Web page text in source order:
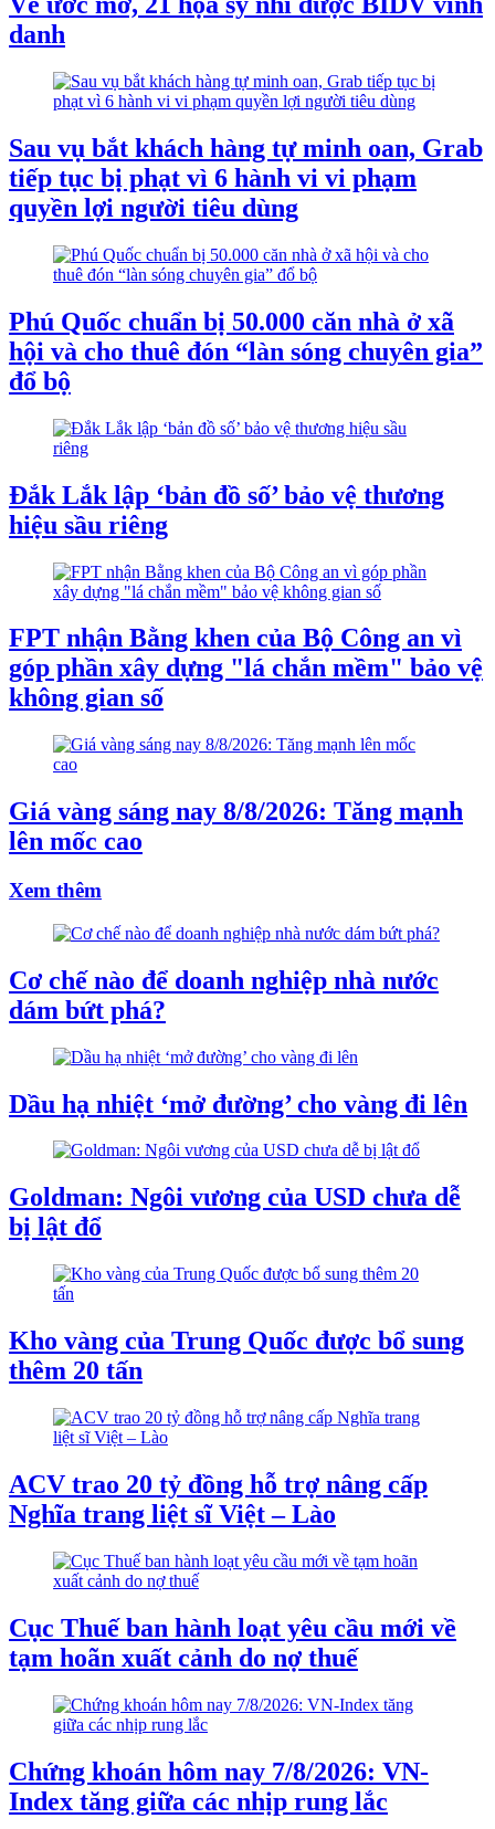
danh
Sau vụ bắt khách hàng tự minh oan, Grab
tiếp tục bị phạt vì 6 hành vi vi phạm
quyền lợi người tiêu dùng
Phú Quốc chuẩn bị 50.000 căn nhà ở xã
hội và cho thuê đón “làn sóng chuyên gia”
đổ bộ
Đắk Lắk lập ‘bản đồ số’ bảo vệ thương
hiệu sầu riêng
FPT nhận Bằng khen của Bộ Công an vì
góp phần xây dựng "lá chắn mềm" bảo vệ
không gian số
Giá vàng sáng nay 8/8/2026: Tăng mạnh
lên mốc cao
Xem thêm
Cơ chế nào để doanh nghiệp nhà nước
dám bứt phá?
Dầu hạ nhiệt ‘mở đường’ cho vàng đi lên
Goldman: Ngôi vương của USD chưa dễ
bị lật đổ
Kho vàng của Trung Quốc được bổ sung
thêm 20 tấn
ACV trao 20 tỷ đồng hỗ trợ nâng cấp
Nghĩa trang liệt sĩ Việt – Lào
Cục Thuế ban hành loạt yêu cầu mới về
tạm hoãn xuất cảnh do nợ thuế
Chứng khoán hôm nay 7/8/2026: VN-
Index tăng giữa các nhịp rung lắc